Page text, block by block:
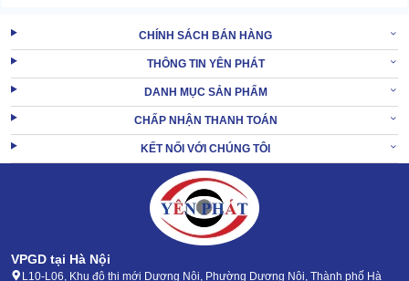
CHÍNH SÁCH BÁN HÀNG
THÔNG TIN YÊN PHÁT
DANH MỤC SẢN PHẨM
CHẤP NHẬN THANH TOÁN
KẾT NỐI VỚI CHÚNG TÔI
VPGD tại Hà Nội
L10-L06, Khu đô thị mới Dương Nội, Phường Dương Nội, Thành phố Hà